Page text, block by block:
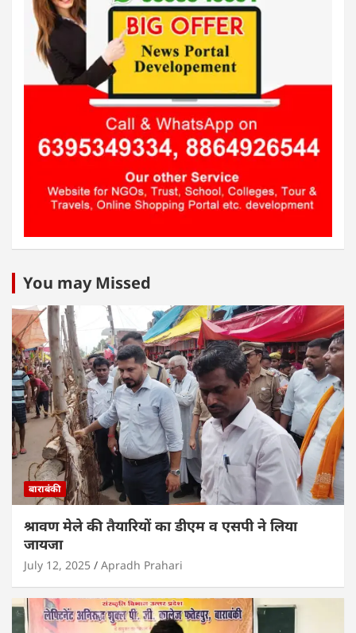
You may Missed
बाराबंकी
श्रावण मेले की तैयारियों का डीएम व एसपी ने लिया
जायजा
July 12, 2025 Apradh Prahari